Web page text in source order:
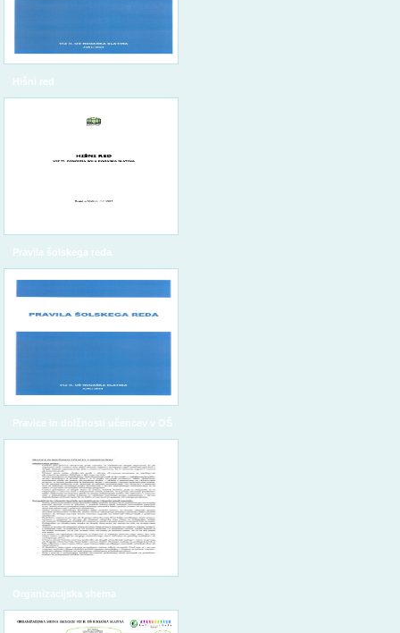
Hišni red
Pravila šolskega reda
Pravice in dolžnosti učencev v OŠ
Organizacijska shema